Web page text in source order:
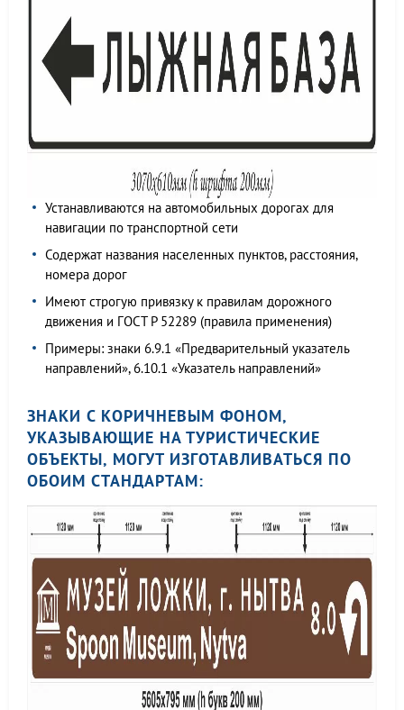
Устанавливаются на автомобильных дорогах для
навигации по транспортной сети
Содержат названия населенных пунктов, расстояния,
номера дорог
Имеют строгую привязку к правилам дорожного
движения и ГОСТ Р 52289 (правила применения)
Примеры: знаки 6.9.1 «Предварительный указатель
направлений», 6.10.1 «Указатель направлений»
ЗНАКИ С КОРИЧНЕВЫМ ФОНОМ,
УКАЗЫВАЮЩИЕ НА ТУРИСТИЧЕСКИЕ
ОБЪЕКТЫ, МОГУТ ИЗГОТАВЛИВАТЬСЯ ПО
ОБОИМ СТАНДАРТАМ: